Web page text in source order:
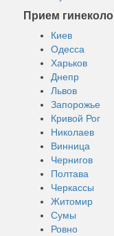
Прием
Киев
Одесса
Харьков
Днепр
Львов
Запорожье
Кривой Рог
Николаев
Винница
Чернигов
Полтава
Черкассы
Житомир
Сумы
Ровно